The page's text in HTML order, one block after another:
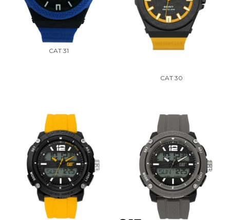
CAT 31
CAT 30